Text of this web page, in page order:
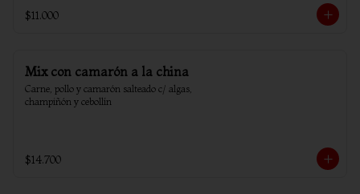
$11.000
Mix con camarón a la china
Carne, pollo y camarón salteado c/ algas,
champiñón y cebollín
$14.700